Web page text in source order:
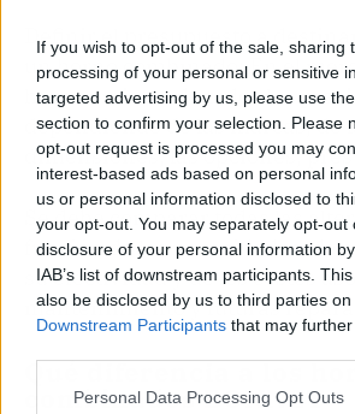
If you wish to opt-out of the sale, sharing
processing of your personal or sensitive
targeted advertising by us, please use
section to confirm your selection. Please
opt-out request is processed you may
interest-based ads based on personal
us or personal information disclosed to
your opt-out. You may separately opt-out
disclosure of your personal information
IAB’s list of downstream participants.
also be disclosed by us to third parties on
Downstream Participants that may
Personal Data Processing Opt Outs
Definir el presupuesto a
un horno combinado: En el
hornos mixtos de todos los
dependiendo de las marcas, de
dimensiones, las opciones,
Se debe comparar todas las
función de las necesidades, de
su efectividad y de los costes
mantenimiento y futuras
Qué diferencia a los
combinados BONNET